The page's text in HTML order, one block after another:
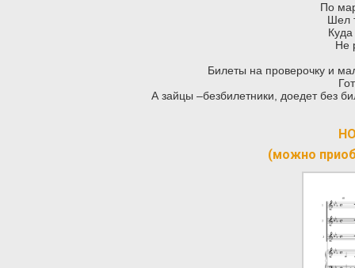
По
Шел
Не
Билеты на проверочку и
А зайцы –безбилетники, доедет без
(можно